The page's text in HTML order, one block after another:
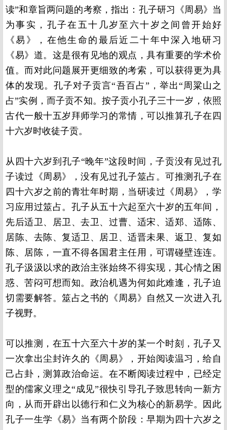
读”和章旨两问题的考察，指出：孔子研习《周易》当
为事实，孔子在五十几岁至六十岁之间曾开始好
《易》，在他生命的最后近二十年中深入地研习
《易》道。这是很有见地的观点，具有重要的学术价
值。而对此问题展开更细致的考索，可以获得更为具
体的发现。孔子对子贡言“吾百占”，举出“周粱山之
占”实例，而子贡不知。按子贡小孔子三十一岁，依照
古代一般十五岁拜师学习的常情，可以推算孔子在四
十六岁时收徒子贡。
从四十六岁到孔子“晚年”这段时间，子贡没有见过孔
子读过《周易》，没有见过孔子筮占。可推测孔子在
四十六岁之前的青壮年时期，当研读过《周易》，学
习应用过筮占。孔子从五十六起至六十岁的五年间，
先后适卫、居卫、去卫、过曹、适宋、适郑、适陈、
居陈、去陈、复适卫、居卫、适晋未果、返卫、复如
陈、居陈，一直不得各国君主任用，可谓碰壁连连。
孔子汲汲以求的政治主张始终不得实现，其心情之困
惑、苦闷可想而知。政治机遇为何如此难逢，孔子迫
切需要解答。筮占之书的《周易》自然又一次进入孔
子视野。
可以推测，在五十六至六十岁的某一个时刻，孔子又
一次拿出尘封许久的《周易》，开始阅读温习，给自
己占卦，测算政治命运。在不断阅读过程中，已经定
型的儒家义理之“成见”很快引导孔子致思转向一新方
向，从而开辟出以德行和仁义为核心的新易学。因此
孔子一生学《易》当有两个阶段：早期为四十六岁之